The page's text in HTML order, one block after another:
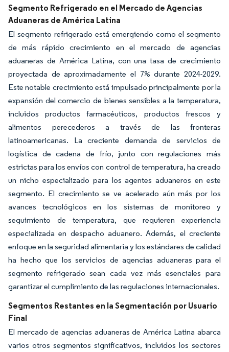
Segmento Refrigerado en el Mercado de Agencias
Aduaneras de América Latina
El segmento refrigerado está emergiendo como el segmento
de más rápido crecimiento en el mercado de agencias
aduaneras de América Latina, con una tasa de crecimiento
proyectada de aproximadamente el 7% durante 2024-2029.
Este notable crecimiento está impulsado principalmente por la
expansión del comercio de bienes sensibles a la temperatura,
incluidos productos farmacéuticos, productos frescos y
alimentos perecederos a través de las fronteras
latinoamericanas. La creciente demanda de servicios de
logística de cadena de frío, junto con regulaciones más
estrictas para los envíos con control de temperatura, ha creado
un nicho especializado para los agentes aduaneros en este
segmento. El crecimiento se ve acelerado aún más por los
avances tecnológicos en los sistemas de monitoreo y
seguimiento de temperatura, que requieren experiencia
especializada en despacho aduanero. Además, el creciente
enfoque en la seguridad alimentaria y los estándares de calidad
ha hecho que los servicios de agencias aduaneras para el
segmento refrigerado sean cada vez más esenciales para
garantizar el cumplimiento de las regulaciones internacionales.
Segmentos Restantes en la Segmentación por Usuario
Final
El mercado de agencias aduaneras de América Latina abarca
varios otros segmentos significativos, incluidos los sectores